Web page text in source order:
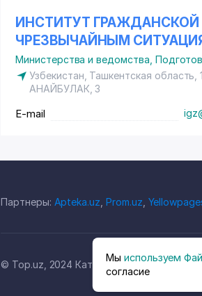
ИНСТИТУТ
ЧРЕЗВЫЧАЙНЫМ
Министерства и ведомства
Узбекистан, Ташкентская область,
АНАЙБУЛАК , 3
E-mail
Партнеры: Apteka.uz Prom.uz
© Top.uz, 2024 Каталог компаний
Мы используем
согласие